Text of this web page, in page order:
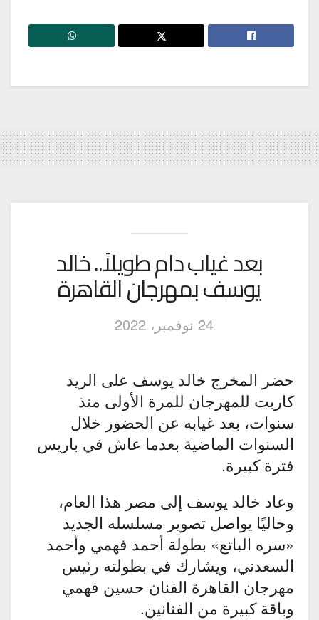
بعد غياب دام طويلاً.. خالد
يوسف بمهرجان القاهرة
24 نوفمبر، 2022
حضر المخرج خالد يوسف على الريد
كاربت للمهرجان للمرة الأولى منذ
سنوات، بعد غيابه عن الحضور خلال
السنوات الماضية بعدما عاش في باريس
فترة كبيرة.
وعاد خالد يوسف إلى مصر هذا العام،
وحاليًا يواصل تصوير مسلسله الجديد
«سره الباتع» بطولة أحمد فهمي وأحمد
السعدني، ويشارك في بطولته رئيس
مهرجان القاهرة الفنان حسين فهمي
وباقة كبيرة من الفنانين.